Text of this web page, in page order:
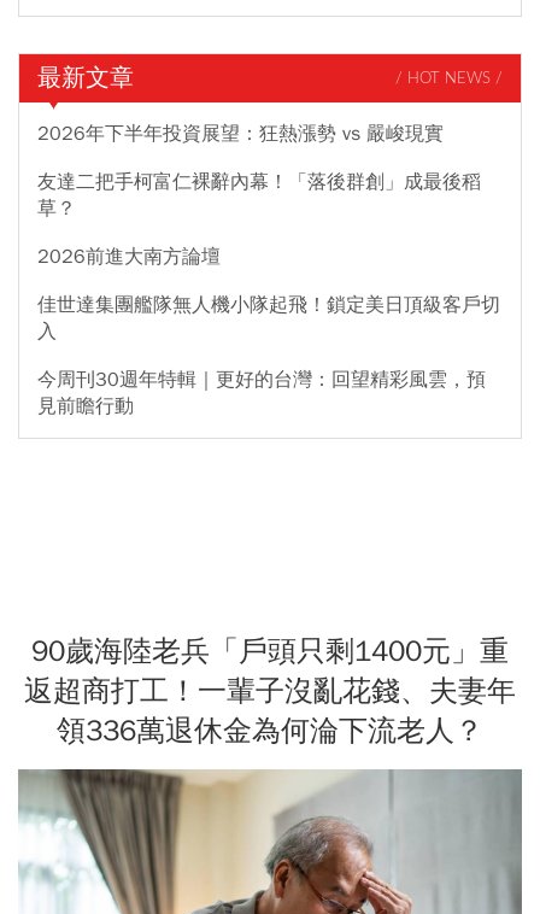
最新文章 / HOT NEWS /
2026年下半年投資展望：狂熱漲勢 vs 嚴峻現實
友達二把手柯富仁裸辭內幕！「落後群創」成最後稻
草？
2026前進大南方論壇
佳世達集團艦隊無人機小隊起飛！鎖定美日頂級客戶切
入
今周刊30週年特輯｜更好的台灣：回望精彩風雲，預
見前瞻行動
90歲海陸老兵「戶頭只剩1400元」重
返超商打工！一輩子沒亂花錢、夫妻年
領336萬退休金為何淪下流老人？